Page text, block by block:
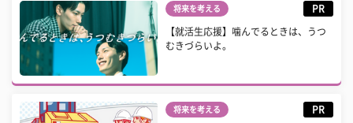
将来を考える PR
【就活生応援】噛んでるときは、うつ
むきづらいよ。
将来を考える PR